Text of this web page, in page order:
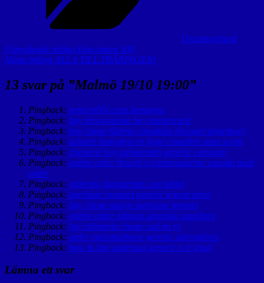
Uncategorized
Inläggsnavigering
Föregående
inlägg
Föregående inlägg Han innan 300
Nästa
Nästa inlägg ALLA TILL TRÄNINGEN!
13 svar på ”Malmö 19/10 19:00”
Pingback: nejlevnější cena kamagra
Pingback: buy itraconazole buy mastercard
Pingback: buy cheap fildena canadian discount pharmacy
Pingback: acheter kamagra en ligne canadien sans script
Pingback: cheapest buy gabapentin generic compare
Pingback: online order flexeril cyclobenzaprine canada mail
order
Pingback: ordering dutasteride cost tablet
Pingback: purchase avodart generic lowest price
Pingback: buy cheap staxyn purchase toronto
Pingback: online order xifaxan australia suppliers
Pingback: buy rifaximin cheap cod no rx
Pingback: order enclomiphene generic alternatives
Pingback: how to buy androxal generic is it legal
Lämna ett svar